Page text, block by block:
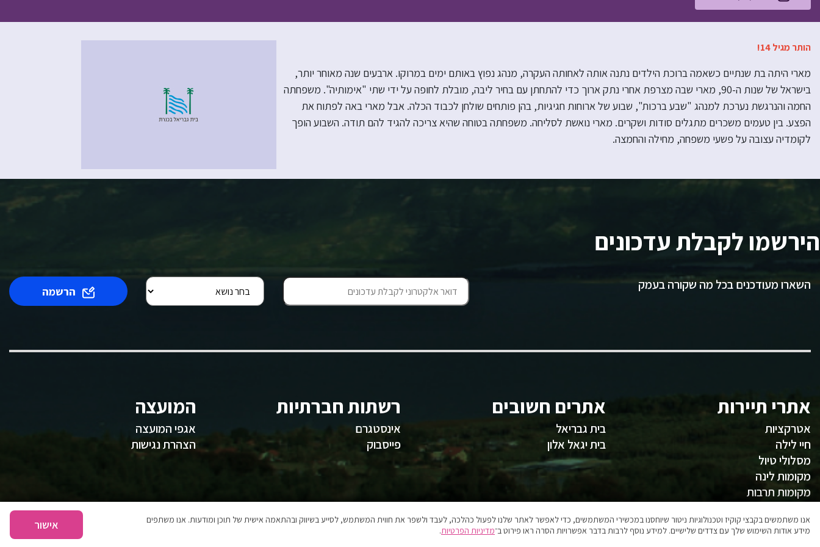
הותר מגיל 14!
מארי היתה בת שנתיים כשאמה ברוכת הילדים נתנה אותה לאחותה העקרה, מנהג נפוץ באותם ימים במרוקו. ארבעים שנה מאוחר יותר,
בישראל של שנות ה-90, מארי שבה מצרפת אחרי נתק ארוך כדי להתחתן עם בחיר ליבה, מובלת לחופה על ידי שתי "אימותיה". משפחתה
החמה והנרגשת נערכת למנהג "שבע ברכות", שבוע של ארוחות חגיגיות, בהן פותחים שולחן לכבוד הכלה. אבל מארי באה לפתוח את
הפצע. בין טעמים משכרים מתגלים סודות ושקרים. מארי נואשת לסליחה. משפחתה בטוחה שהיא צריכה להגיד להם תודה. השבוע הופך
לקומדיה עצובה על פשעי משפחה, מחילה והחמצה.
הירשמו לקבלת עדכונים
השארו מעודכנים בכל מה שקורה בעמק הרשמה
אתרי תיירות
אטרקציות
חיי לילה
מסלולי טיול
מקומות לינה
מקומות תרבות
אתרים חשובים
בית גבריאל
בית יגאל אלון
רשתות חברתיות
אינסטגרם
פייסבוק
המועצה
אגפי המועצה
הצהרת נגישות
אנו משתמשים בקבצי קוקיז וטכנולוגיות ניטור שיוחסנו במכשירי המשתמשים, כדי לאפשר לאתר שלנו לפעול כהלכה, לעבד ולשפר את חווית המשתמש, לסייע בשיווק ובהתאמה אישית של תוכן ומודעות. אנו משתפים
מידע אודות השימוש שלך עם צדדים שלישיים. למידע נוסף לרבות בדבר אפשרויות הסרה ראו פירוט ב־מדיניות הפרטיות. אישור